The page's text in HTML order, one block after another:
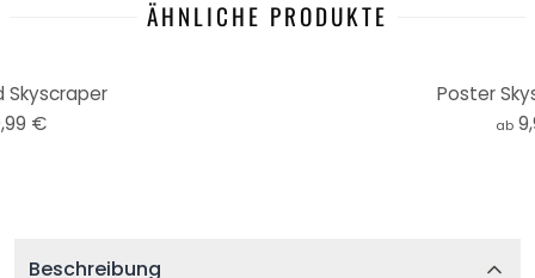
ÄHNLICHE PRODUKTE
Skyscraper
€
Poster
ab
Beschreibung